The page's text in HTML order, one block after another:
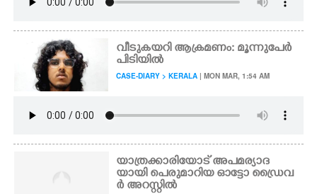
വീടുകയറി ആക്രമണം: മൂന്നുപേർ
പിടിയിൽ
CASE-DIARY > KERALA | MON MAR, 1:54 AM
യാത്രക്കാരിയോട് അപമര്യാദ
യായി പെരുമാറിയ ഓട്ടോ ഡ്രൈവ
ർ അറസ്റ്റിൽ